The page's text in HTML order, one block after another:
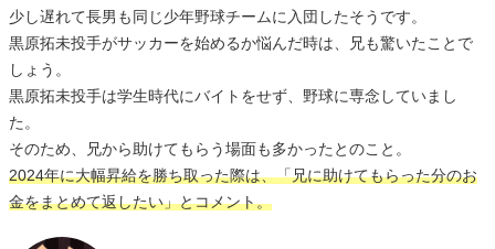
少し遅れて長男も同じ少年野球チームに入団したそうです。
黒原拓未投手がサッカーを始めるか悩んだ時は、兄も驚いたことで
しょう。
黒原拓未投手は学生時代にバイトをせず、野球に専念していまし
た。
そのため、兄から助けてもらう場面も多かったとのこと。
2024年に大幅昇給を勝ち取った際は、「兄に助けてもらった分のお
金をまとめて返したい」とコメント。